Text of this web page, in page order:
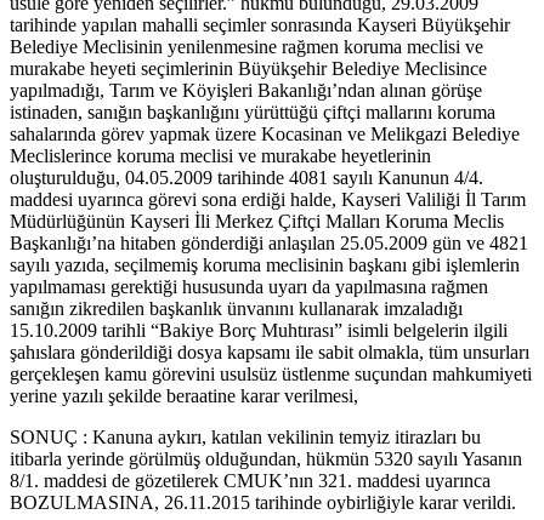
tarihinde yapılan mahalli seçimler sonrasında Kayseri Büyükşehir
Belediye Meclisinin yenilenmesine rağmen koruma meclisi ve
murakabe heyeti seçimlerinin Büyükşehir Belediye Meclisince
yapılmadığı, Tarım ve Köyişleri Bakanlığı’ndan alınan görüşe
istinaden, sanığın başkanlığını yürüttüğü çiftçi mallarını koruma
sahalarında görev yapmak üzere Kocasinan ve Melikgazi Belediye
Meclislerince koruma meclisi ve murakabe heyetlerinin
oluşturulduğu, 04.05.2009 tarihinde 4081 sayılı Kanunun 4/4.
maddesi uyarınca görevi sona erdiği halde, Kayseri Valiliği İl Tarım
Müdürlüğünün Kayseri İli Merkez Çiftçi Malları Koruma Meclis
Başkanlığı’na hitaben gönderdiği anlaşılan 25.05.2009 gün ve 4821
sayılı yazıda, seçilmemiş koruma meclisinin başkanı gibi işlemlerin
yapılmaması gerektiği hususunda uyarı da yapılmasına rağmen
sanığın zikredilen başkanlık ünvanını kullanarak imzaladığı
15.10.2009 tarihli “Bakiye Borç Muhtırası” isimli belgelerin ilgili
şahıslara gönderildiği dosya kapsamı ile sabit olmakla, tüm unsurları
gerçekleşen kamu görevini usulsüz üstlenme suçundan mahkumiyeti
yerine yazılı şekilde beraatine karar verilmesi,
SONUÇ : Kanuna aykırı, katılan vekilinin temyiz itirazları bu
itibarla yerinde görülmüş olduğundan, hükmün 5320 sayılı Yasanın
8/1. maddesi de gözetilerek CMUK’nın 321. maddesi uyarınca
BOZULMASINA, 26.11.2015 tarihinde oybirliğiyle karar verildi.